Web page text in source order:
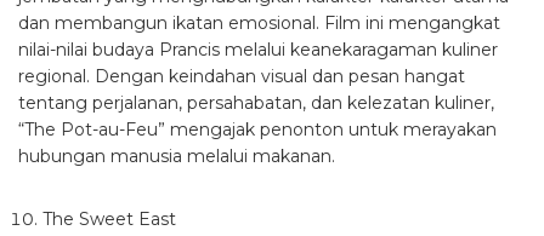
dan membangun ikatan emosional. Film ini mengangkat
nilai-nilai budaya Prancis melalui keanekaragaman kuliner
regional. Dengan keindahan visual dan pesan hangat
tentang perjalanan, persahabatan, dan kelezatan kuliner,
“The Pot-au-Feu” mengajak penonton untuk merayakan
hubungan manusia melalui makanan.
The Sweet East